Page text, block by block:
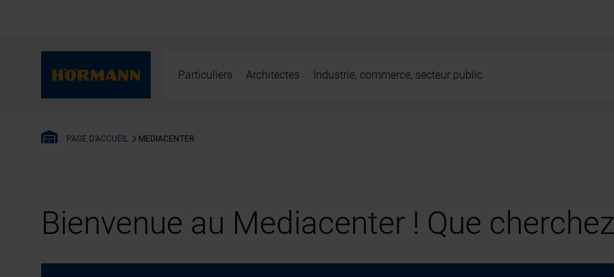
Particuliers Architectes Industrie, commerce, secteur public
PAGE D'ACCUEIL MEDIACENTER
Bienvenue au Mediacenter ! Que